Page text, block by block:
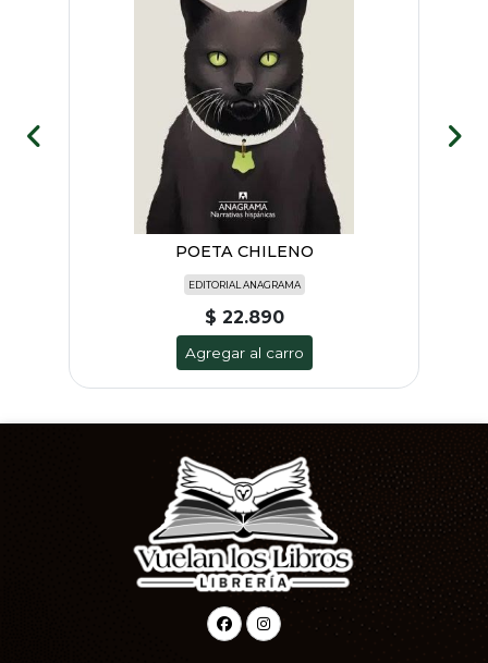
POETA CHILENO
EDITORIAL ANAGRAMA
$ 22.890
Agregar al carro